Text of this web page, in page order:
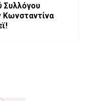
Συλλόγου
Κωνσταντίνα